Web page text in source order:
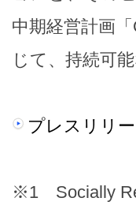
中期経営計画
じて、持続可
プレスリリ
※1 Socially